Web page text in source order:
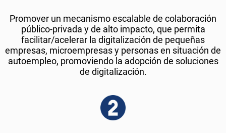
Promover un mecanismo escalable de colaboración
público-privada y de alto impacto, que permita
facilitar/acelerar la digitalización de pequeñas
empresas, microempresas y personas en situación de
autoempleo, promoviendo la adopción de soluciones
de digitalización.